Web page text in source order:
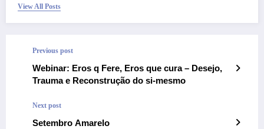
View All Posts
Previous post
Webinar: Eros q Fere, Eros que cura – Desejo,
Trauma e Reconstrução do si-mesmo
Next post
Setembro Amarelo